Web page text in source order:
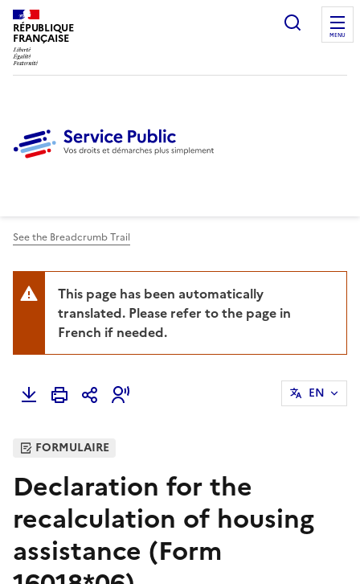
RÉPUBLIQUE
FRANÇAISE
Ouvrir
MENU
See the Breadcrumb Trail
This page has been automatically
translated. Please refer to the page in
French if needed.
EN
FORMULAIRE
Declaration for the
recalculation of housing
assistance (Form